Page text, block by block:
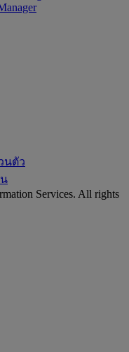
นตัว
Services. All rights